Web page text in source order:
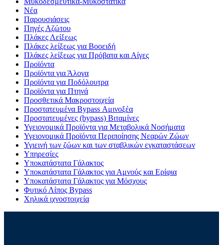
Νέα
Παρουσιάσεις
Πηγές Αζώτου
Πλάκες Λείξεως
Πλάκες λείξεως για Βοοειδή
Πλάκες λείξεως για Πρόβατα και Αίγες
Προϊόντα
Προϊόντα για Άλογα
Προϊόντα για Ποδόλουτρα
Προϊόντα για Πτηνά
Προσθετικά Μακροστοιχεία
Προστατευμένα Bypass Αμινοξέα
Προστατευμένες (bypass) Βιταμίνες
Υγειονομικά Προϊόντα για Μεταβολικά Νοσήματα
Υγειονομικά Προϊόντα Περιποίησης Νεαρών Ζώων
Υγιεινή των ζώων και των σταβλικών εγκαταστάσεων
Υπηρεσίες
Υποκατάστατα Γάλακτος
Υποκατάστατα Γάλακτος για Αμνούς και Ερίφια
Υποκατάστατα Γάλακτος για Μόσχους
Φυτικό Λίπος Bypass
Χηλικά ιχνοστοιχεία